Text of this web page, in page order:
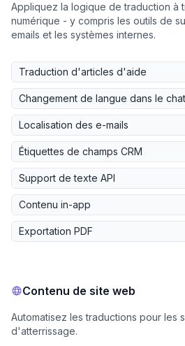
Appliquez la logique de traduction à
numérique - y compris les outils de
emails et les systèmes internes.
Traduction d'articles d'aide
Changement de langue dans le chat
Localisation des e-mails
Étiquettes de champs CRM
Support de texte API
Contenu in-app
Exportation PDF
Contenu de site web
Automatisez les traductions pour les
d'atterrissage.